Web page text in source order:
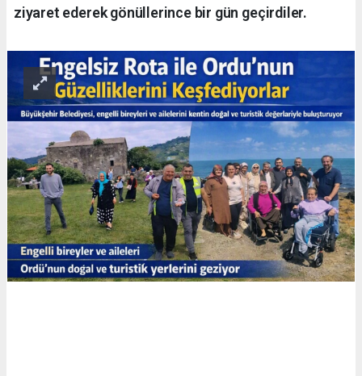
ziyaret ederek gönüllerince bir gün geçirdiler.